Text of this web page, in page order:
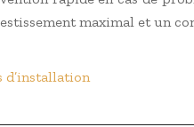
maximal et un
d’installation